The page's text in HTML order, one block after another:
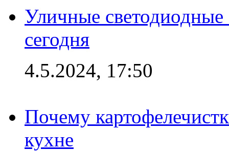
Уличные
сегодня
4.5.2024, 17:50
Почему
кухне